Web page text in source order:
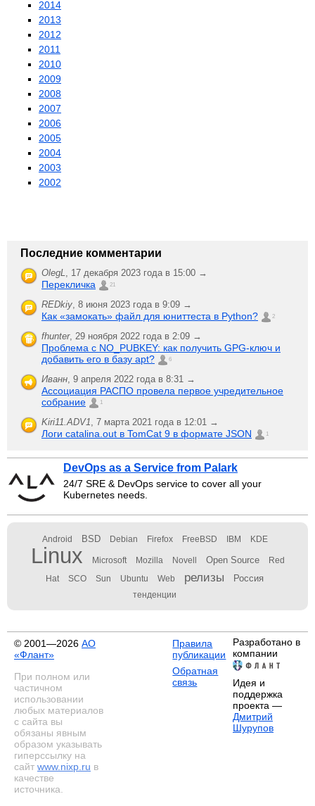
2014
2013
2012
2011
2010
2009
2008
2007
2006
2005
2004
2003
2002
Последние комментарии
OlegL, 17 декабря 2023 года в 15:00 →
Перекличка 21
REDkiy, 8 июня 2023 года в 9:09 →
Как «замокать» файл для юниттеста в Python? 2
fhunter, 29 ноября 2022 года в 2:09 →
Проблема с NO_PUBKEY: как получить GPG-ключ и
добавить его в базу apt?
6
Иванн, 9 апреля 2022 года в 8:31 →
Ассоциация РАСПО провела первое учредительное
собрание
1
Kiri11.ADV1, 7 марта 2021 года в 12:01 →
Логи catalina.out в TomCat 9 в формате JSON 1
DevOps as a Service from Palark
24/7 SRE & DevOps service to cover all your
Kubernetes needs.
Android BSD Debian Firefox FreeBSD IBM KDE
Linux Microsoft Mozilla Novell Open Source Red
Hat SCO Sun Ubuntu Web релизы Россия
тенденции
© 2001—2026 АО
«Флант»
При полном или
частичном
использовании
любых материалов
с сайта вы
обязаны явным
образом указывать
гиперссылку на
сайт www.nixp.ru в
качестве
источника.
Правила
публикации
Обратная
связь
Разработано в
компании
Идея и
поддержка
проекта —
Дмитрий
Шурупов